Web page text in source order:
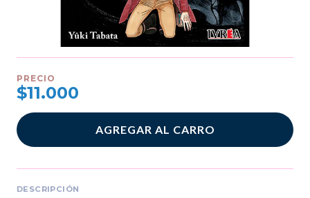
PRECIO
$11.000
AGREGAR AL CARRO
DESCRIPCIÓN